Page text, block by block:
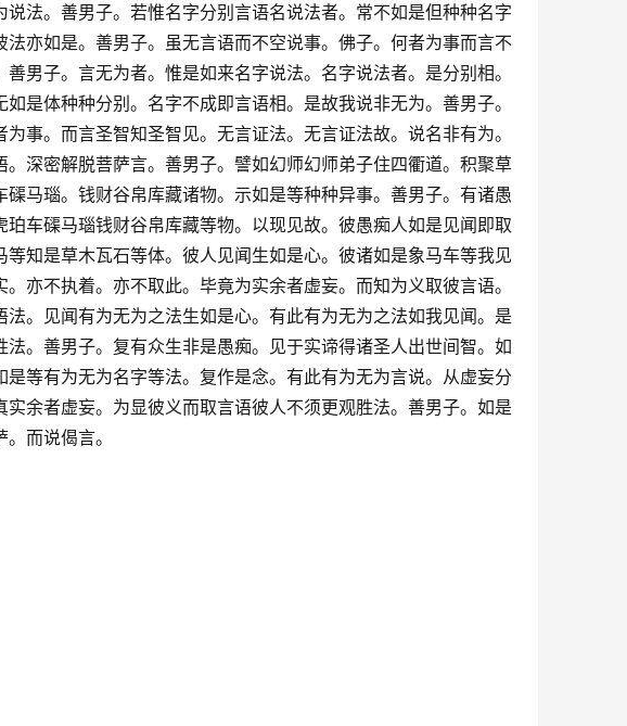
法。善男子。若惟名字分别言语名说法者。常不如是但种种名字
亦如是。善男子。虽无言语而不空说事。佛子。何者为事而言不
男子。言无为者。惟是如来名字说法。名字说法者。是分别相。
是体种种分别。名字不成即言语相。是故我说非无为。善男子。
事。而言圣智知圣智见。无言证法。无言证法故。说名非有为。
深密解脱菩萨言。善男子。譬如幻师幻师弟子住四衢道。积聚草
马瑙。钱财谷帛库藏诸物。示如是等种种异事。善男子。有诸愚
车磲马瑙钱财谷帛库藏等物。以现见故。彼愚痴人如是见闻即取
知是草木瓦石等体。彼人见闻生如是心。彼诸如是象马车等我见
亦不执着。亦不取此。毕竟为实余者虚妄。而知为义取彼言语。
。见闻有为无为之法生如是心。有此有为无为之法如我见闻。是
。善男子。复有众生非是愚痴。见于实谛得诸圣人出世间智。如
等有为无为名字等法。复作是念。有此有为无为言说。从虚妄分
余者虚妄。为显彼义而取言语彼人不须更观胜法。善男子。如是
而说偈言。